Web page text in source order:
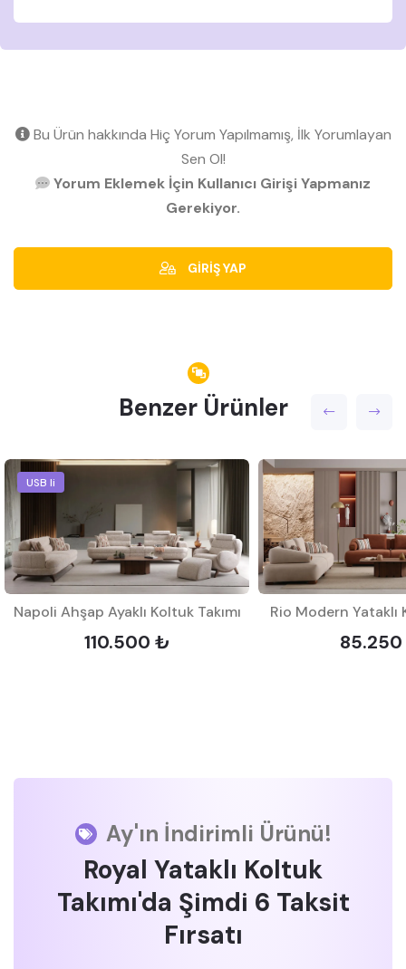
Bu Ürün hakkında Hiç Yorum Yapılmamış, İlk Yorumlayan
Sen Ol!
Yorum Eklemek İçin Kullanıcı Girişi Yapmanız
Gerekiyor.
GİRİŞ YAP
Benzer Ürünler
USB li
Napoli Ahşap Ayaklı Koltuk Takımı
110.500 ₺
Rio Modern Yataklı
Ay'ın İndirimli Ürünü!
Royal Yataklı Koltuk
Takımı'da Şimdi 6 Taksit
Fırsatı